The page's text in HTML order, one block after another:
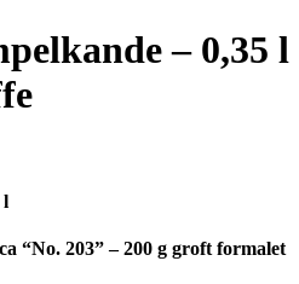
– 0,35 l
l
“No. 203” – 200 g groft formalet